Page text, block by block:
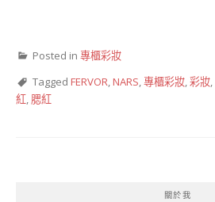
Posted in 專櫃彩妝
Tagged FERVOR NARS 專櫃彩妝 彩妝
紅 腮紅
關於我